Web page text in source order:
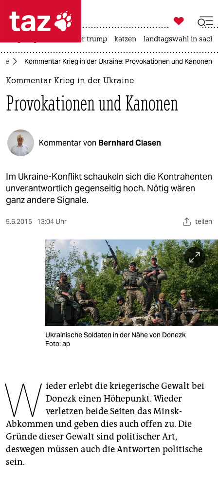
 taz zahl ich
taz zahl ich
politik
öko
gesellschaft
kultur
sport
berlin
wahrheit
veranstaltungen
unterstützen
abo
genossenschaft
epaper login

taz zahl ich
usa unter trump katzen landtagswahl in
Kommentar Krieg in der Ukraine: Provokationen und Kanonen
Kommentar Krieg in der Ukraine
Provokationen und Kanonen
Kommentar von Bernhard Clasen
Im Ukraine-Konflikt schaukeln sich die Kontrahenten
unverantwortlich gegenseitig hoch. Nötig wären
ganz andere Signale.
5.6.2015 13:04 Uhr teilen
Ukrainische Soldaten in der Nähe von Donezk
Foto: ap
W ieder erlebt die kriegerische Gewalt bei
Donezk einen Höhepunkt. Wieder
verletzen beide Seiten das Minsk-
Abkommen und geben dies auch offen zu. Die
Gründe dieser Gewalt sind politischer Art,
deswegen müssen auch die Antworten politische
sein.